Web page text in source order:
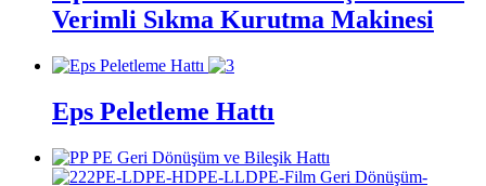
Verimli Sıkma Kurutma Makinesi
Eps Peletleme Hattı